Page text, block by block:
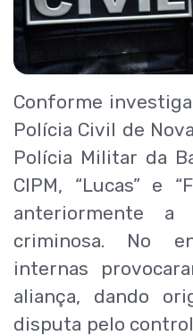
Conforme
Polícia Civil de
Polícia Militar da
CIPM, “Lucas” e
anteriormente a
criminosa. No
internas
aliança, dando
disputa pelo